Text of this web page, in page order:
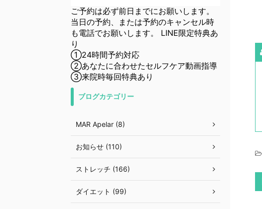
ご予約は必ず前日までにお願いします。
当日の予約、または予約のキャンセル時
も電話でお願いします。 LINE限定特典あ
り
①24時間予約対応
②あなたに合わせたセルフケア動画指導
③来院時毎回特典あり
ブログカテゴリー
MAR Apelar (8)
お知らせ (110)
ストレッチ (166)
ダイエット (99)